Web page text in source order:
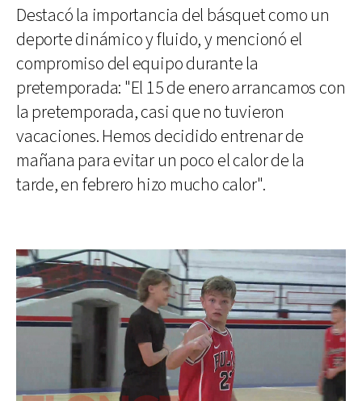
Destacó la importancia del básquet como un
deporte dinámico y fluido, y mencionó el
compromiso del equipo durante la
pretemporada: "El 15 de enero arrancamos con
la pretemporada, casi que no tuvieron
vacaciones. Hemos decidido entrenar de
mañana para evitar un poco el calor de la
tarde, en febrero hizo mucho calor".